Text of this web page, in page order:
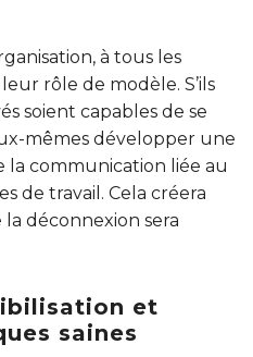
à tous les
rôle de modèle. S’ils
soient capables de se
mêmes développer une
la communication liée au
de travail. Cela créera
déconnexion sera
et
saines